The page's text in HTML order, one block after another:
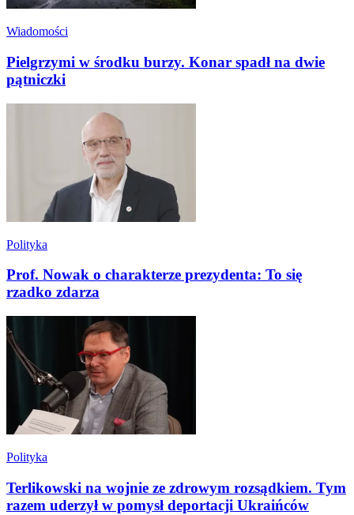
Wiadomości
Pielgrzymi w środku burzy. Konar spadł na dwie
pątniczki
Polityka
Prof. Nowak o charakterze prezydenta: To się
rzadko zdarza
Polityka
Terlikowski na wojnie ze zdrowym rozsądkiem. Tym
razem uderzył w pomysł deportacji Ukraińców